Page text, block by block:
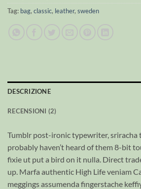
Tag: bag, classic, leather, sweden
DESCRIZIONE
RECENSIONI (2)
Tumblr post-ironic typewriter, sriracha
probably haven’t heard of them 8-bit
fixie ut put a bird on it nulla. Direct
up. Marfa authentic High Life veniam
meggings assumenda fingerstache